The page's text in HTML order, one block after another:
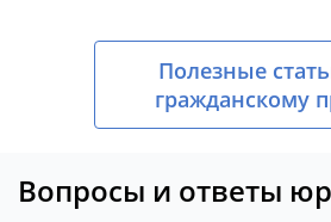
Полезные
гражданскому
Вопросы и ответы